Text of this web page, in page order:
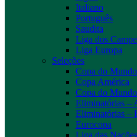
Italiano
Português
Saudita
Liga dos
Liga Europa
Seleções
Copa do
Copa América
Copa do
Eliminatórias –
Eliminatórias –
Eurocopa
Liga das